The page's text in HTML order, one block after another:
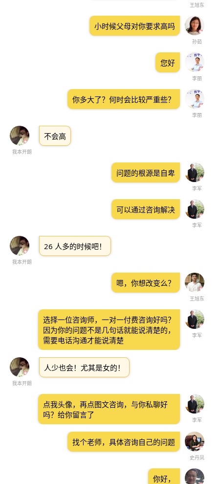
王旭东
孙茹
小时候父母对你要求高吗
李丽
您好
李丽
你多大了？何时会比较严重些？
我本开朗
不会高
李军
问题的根源是自卑
李军
可以通过咨询解决
我本开朗
26 人多的时候吧！
王旭东
嗯，你想改变么？
李军
选择一位咨询师，一对一付费咨询好吗？
因为你的问题不是几句话就能说清楚的，
需要电话沟通才能说清楚
我本开朗
人少也会！尤其是女的！
李军
点我头像，再点图文咨询，与你私聊好
吗？给你留言了
史丹凤
找个老师，具体咨询自己的问题
你好，